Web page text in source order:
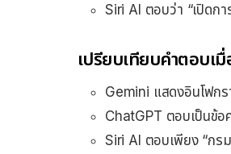
Siri AI ตอบว่า “เปิดก
เปรียบเทียบคำตอบเ
Gemini แสดงอินโฟก
ChatGPT ตอบเป็นข้
Siri AI ตอบเพียง “กร